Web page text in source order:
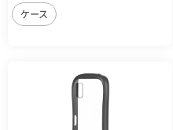
ケース